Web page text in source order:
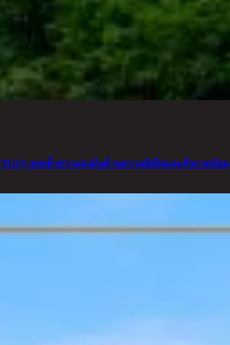
ตอกย้ำความมุ่งมั่นด้านความยั่งยืนและสิ่งแวดล้อม